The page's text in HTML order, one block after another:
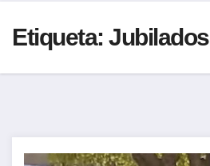
Etiqueta: Jubilados